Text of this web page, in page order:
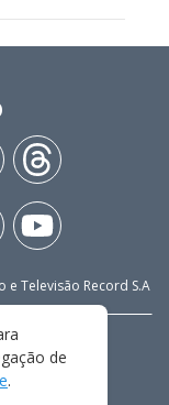
e Televisão Record S.A
de
.